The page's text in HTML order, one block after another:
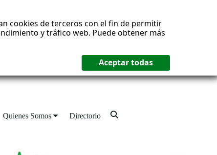
cookies de terceros con el fin de permitir
y tráfico web. Puede obtener más
Quienes Somos Directorio